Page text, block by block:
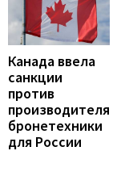
Канада ввела
санкции
против
производителя
бронетехники
для России